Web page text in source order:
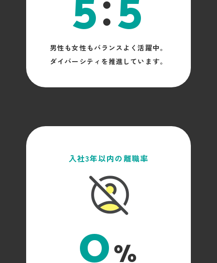
男性も女性もバランスよく活躍中。
ダイバーシティを推進しています。
入社3年以内の離職率